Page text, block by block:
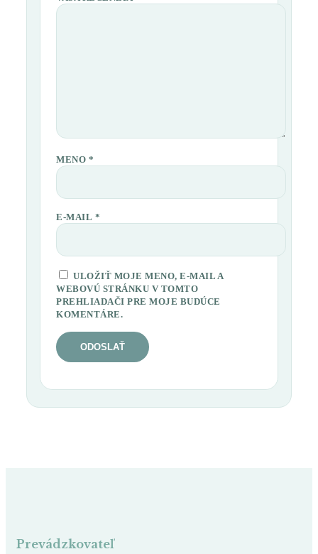
MENO *
E-MAIL *
ULOŽIŤ MOJE MENO, E-MAIL A
WEBOVÚ STRÁNKU V TOMTO
PREHLIADAČI PRE MOJE BUDÚCE
KOMENTÁRE.
Prevádzkovateľ